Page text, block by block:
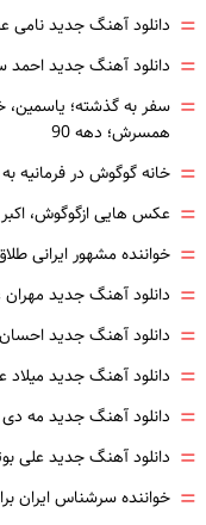
= دانلود آهنگ جدید نامی
= دانلود آهنگ جدید
= سفر به گذشته؛ یاسمین،
همسرش؛ دهه 90
= خانه گوگوش در
= عکس هایی ازگوگوش،
= خواننده مشهور ایرانی
= دانلود آهنگ جدید
= دانلود آهنگ جدید
= دانلود آهنگ جدید
= دانلود آهنگ جدید مه
= دانلود آهنگ جدید علی
= خواننده سرشناس ایران